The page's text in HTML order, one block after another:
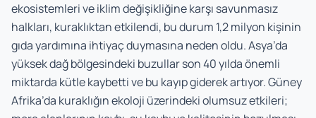
ekosistemleri ve iklim değişikliğine karşı savunmasız
halkları, kuraklıktan etkilendi, bu durum 1,2 milyon kişinin
gıda yardımına ihtiyaç duymasına neden oldu. Asya’da
yüksek dağ bölgesindeki buzullar son 40 yılda önemli
miktarda kütle kaybetti ve bu kayıp giderek artıyor. Güney
Afrika’da kuraklığın ekoloji üzerindeki olumsuz etkileri;